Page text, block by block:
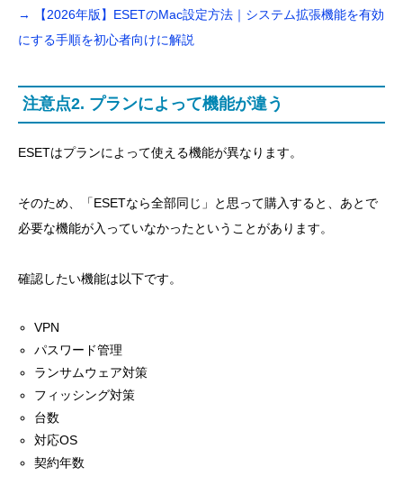
→ 【2026年版】ESETのMac設定方法｜システム拡張機能を有効
にする手順を初心者向けに解説
注意点2. プランによって機能が違う
ESETはプランによって使える機能が異なります。
そのため、「ESETなら全部同じ」と思って購入すると、あとで
必要な機能が入っていなかったということがあります。
確認したい機能は以下です。
VPN
パスワード管理
ランサムウェア対策
フィッシング対策
台数
対応OS
契約年数